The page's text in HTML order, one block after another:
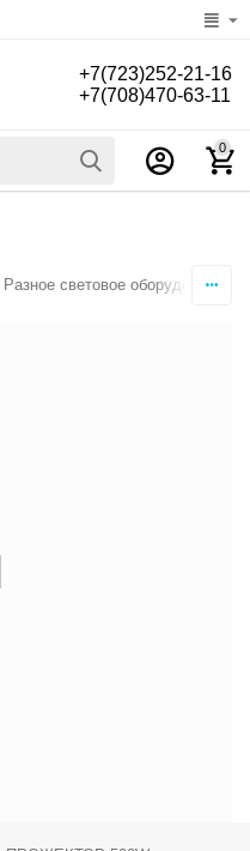
+7(723)252-21-16
+7(708)470-63-11
0
Разное световое оборудование